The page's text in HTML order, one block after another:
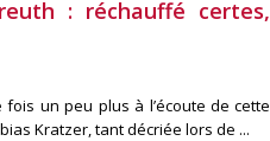
: réchauffé certes,
un peu plus à l’écoute de cette
Kratzer, tant décriée lors de ...